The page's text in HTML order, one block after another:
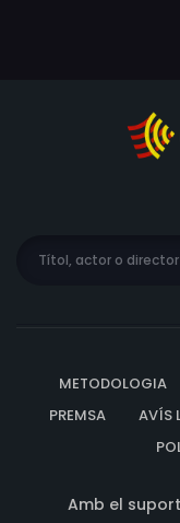
METODOLOGIA
PREMSA
AVÍS
Amb el